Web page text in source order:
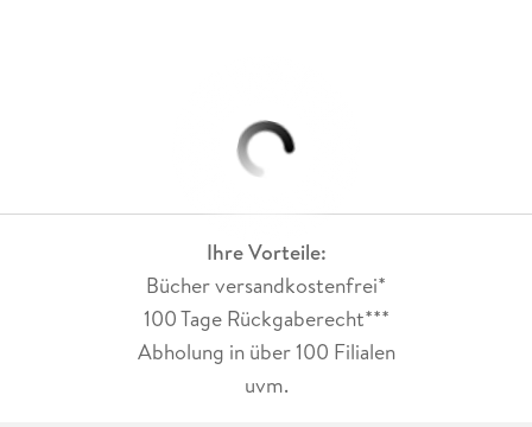
Ihre Vorteile:
Bücher versandkostenfrei*
100 Tage Rückgaberecht***
Abholung in über 100 Filialen
uvm.